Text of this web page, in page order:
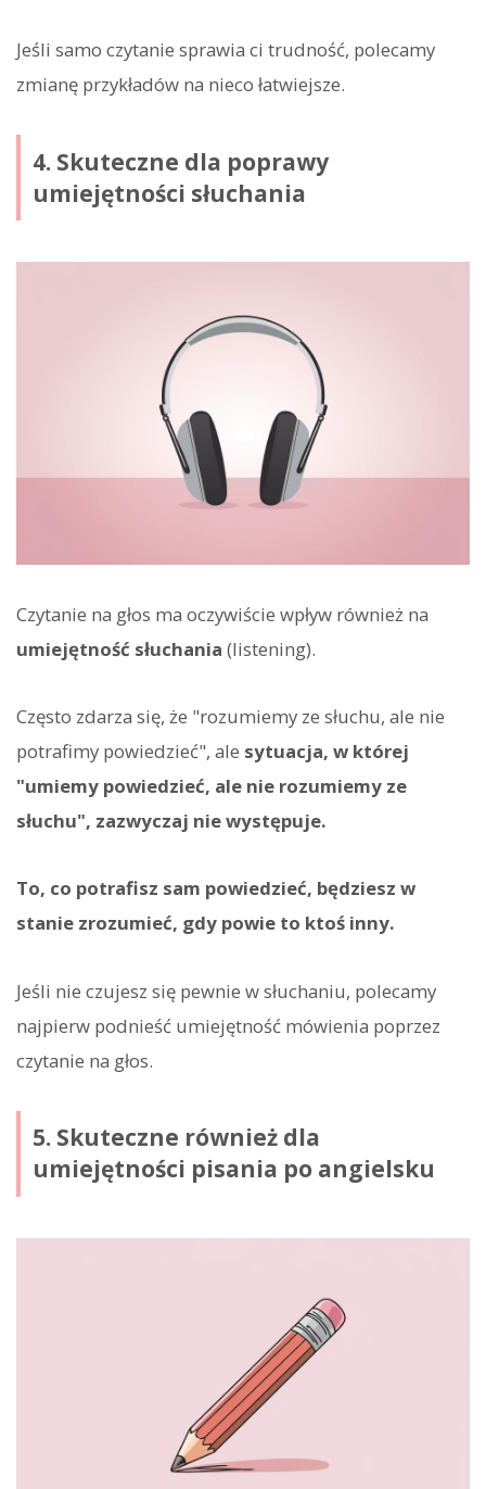
Jeśli samo czytanie sprawia ci trudność, polecamy
zmianę przykładów na nieco łatwiejsze.
4. Skuteczne dla poprawy
umiejętności słuchania
Czytanie na głos ma oczywiście wpływ również na
umiejętność słuchania (listening).
Często zdarza się, że "rozumiemy ze słuchu, ale nie
potrafimy powiedzieć", ale sytuacja, w której
"umiemy powiedzieć, ale nie rozumiemy ze
słuchu", zazwyczaj nie występuje.
To, co potrafisz sam powiedzieć, będziesz w
stanie zrozumieć, gdy powie to ktoś inny.
Jeśli nie czujesz się pewnie w słuchaniu, polecamy
najpierw podnieść umiejętność mówienia poprzez
czytanie na głos.
5. Skuteczne również dla
umiejętności pisania po angielsku